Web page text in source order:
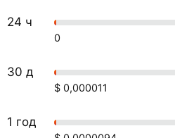
24 ч
0
30 д
$ 0,000011
1 год